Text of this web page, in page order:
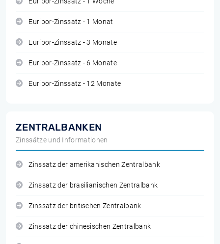
Euribor-Zinssatz - 1 Monat
Euribor-Zinssatz - 3 Monate
Euribor-Zinssatz - 6 Monate
Euribor-Zinssatz - 12 Monate
ZENTRALBANKEN
Zinssätze und Informationen
Zinssatz der amerikanischen Zentralbank
Zinssatz der brasilianischen Zentralbank
Zinssatz der britischen Zentralbank
Zinssatz der chinesischen Zentralbank